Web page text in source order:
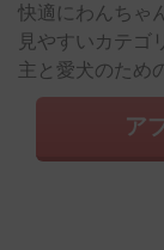
快適にわんちゃ
見やすいカテゴ
主と愛犬のため
ア